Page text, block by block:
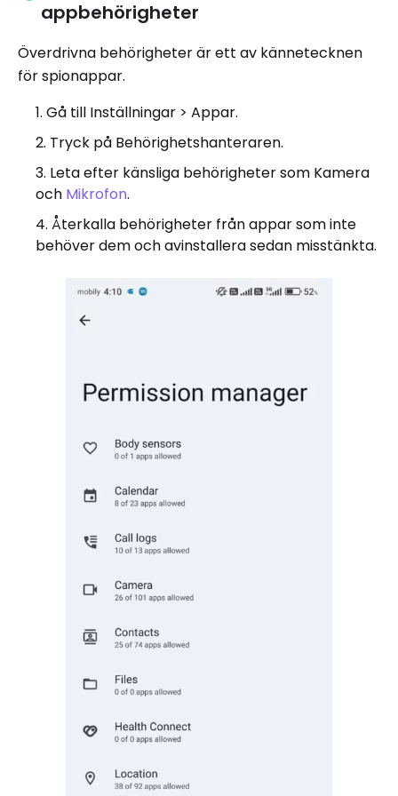
appbehörigheter
Överdrivna behörigheter är ett av kännetecknen
för spionappar.
Gå till Inställningar > Appar.
Tryck på Behörighetshanteraren.
Leta efter känsliga behörigheter som Kamera
och Mikrofon.
Återkalla behörigheter från appar som inte
behöver dem och avinstallera sedan misstänkta.